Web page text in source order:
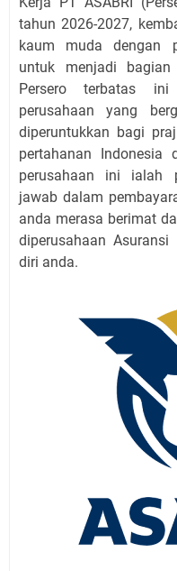
tahun 2026-2027,
kaum muda dengan
untuk menjadi bagian
Persero terbatas
perusahaan yang
diperuntukkan bagi
pertahanan
perusahaan ini ialah
jawab dalam
anda merasa berimat
diperusahaan
diri anda.